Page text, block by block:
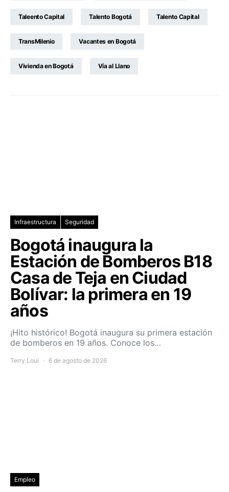
Taleento Capital Talento Bogotá Talento Capital
TransMilenio Vacantes en Bogotá
Vivienda en Bogotá Vía al Llano
Infraestructura Seguridad
Bogotá inaugura la
Estación de Bomberos B18
Casa de Teja en Ciudad
Bolívar: la primera en 19
años
¡Hito histórico! Bogotá inaugura su primera estación
de bomberos en 19 años. Conoce los…
Terry Loui 6 de agosto de 2026
Empleo